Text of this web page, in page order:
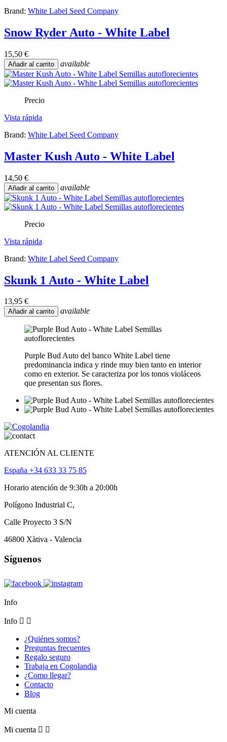
Brand: White Label Seed Company
Snow Ryder Auto - White Label
15,50 €
Añadir al carrito available
Precio
Vista rápida
Brand: White Label Seed Company
Master Kush Auto - White Label
14,50 €
Añadir al carrito available
Precio
Vista rápida
Brand: White Label Seed Company
Skunk 1 Auto - White Label
13,95 €
Añadir al carrito available
Purple Bud Auto del banco White Label tiene
predominancia indica y rinde muy bien tanto en interior
como en exterior. Se caracteriza por los tonos violáceos
que presentan sus flores.
ATENCIÓN AL CLIENTE
España +34 633 33 75 85
Horario atención de 9:30h a 20:00h
Polígono Industrial C,
Calle Proyecto 3 S/N
46800 Xàtiva - Valencia
Síguenos
Info
Info  
¿Quiénes somos?
Preguntas frecuentes
Regalo seguro
Trabaja en Cogolandia
¿Como llegar?
Contacto
Blog
Mi cuenta
Mi cuenta  